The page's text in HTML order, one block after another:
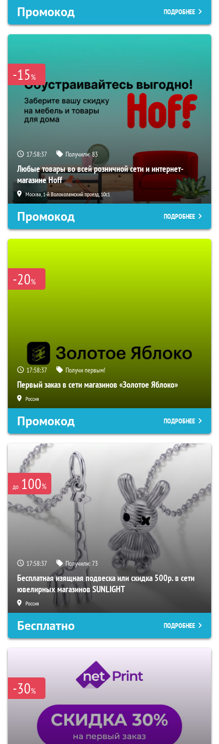
Промокод ПОДРОБНЕЕ
-15%
17:58:36 Получили:83
Любые товары во всей розничной сети и интернет-
магазине Hoff
Москва, 1-й Волоколамский проезд, 10с1
Промокод ПОДРОБНЕЕ
-20%
17:58:36 Получи первым!
Первый заказ в сети магазинов «Золотое Яблоко»
Россия
Промокод ПОДРОБНЕЕ
до 100%
17:58:36 Получили:73
Бесплатная изящная подвеска или скидка 500р. в сети
ювелирных магазинов SUNLIGHT
Россия
Бесплатно ПОДРОБНЕЕ
-30%